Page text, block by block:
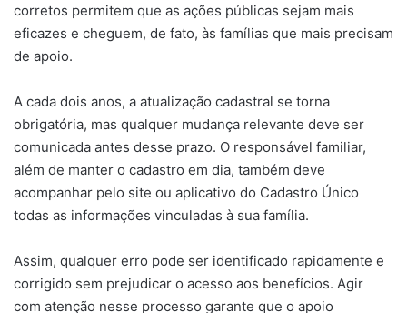
corretos permitem que as ações públicas sejam mais
eficazes e cheguem, de fato, às famílias que mais precisam
de apoio.
A cada dois anos, a atualização cadastral se torna
obrigatória, mas qualquer mudança relevante deve ser
comunicada antes desse prazo. O responsável familiar,
além de manter o cadastro em dia, também deve
acompanhar pelo site ou aplicativo do Cadastro Único
todas as informações vinculadas à sua família.
Assim, qualquer erro pode ser identificado rapidamente e
corrigido sem prejudicar o acesso aos benefícios. Agir
com atenção nesse processo garante que o apoio